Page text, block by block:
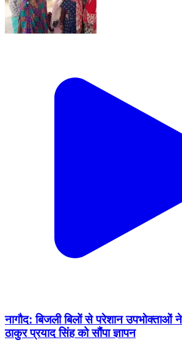
नागौद: बिजली बिलों से परेशान उपभोक्ताओं
ठाकुर प्रयाद सिंह को सौंपा ज्ञापन